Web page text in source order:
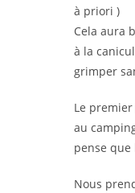
à priori )
Cela aura
à la
grimper
Le
au
pense
Nous